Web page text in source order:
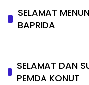
SELAMAT
BAPRIDA
SELAMAT DAN
PEMDA KONUT